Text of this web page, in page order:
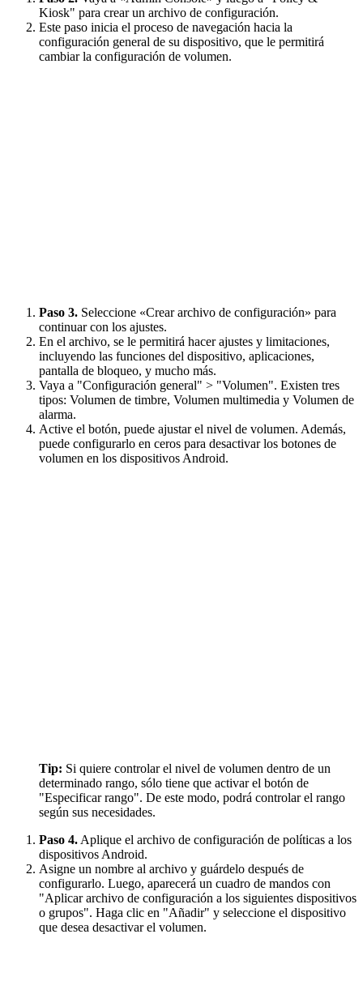
Kiosk" para crear un archivo de configuración.
Este paso inicia el proceso de navegación hacia la
configuración general de su dispositivo, que le permitirá
cambiar la configuración de volumen.
Paso 3. Seleccione «Crear archivo de configuración» para
continuar con los ajustes.
En el archivo, se le permitirá hacer ajustes y limitaciones,
incluyendo las funciones del dispositivo, aplicaciones,
pantalla de bloqueo, y mucho más.
Vaya a "Configuración general" > "Volumen". Existen tres
tipos: Volumen de timbre, Volumen multimedia y Volumen de
alarma.
Active el botón, puede ajustar el nivel de volumen. Además,
puede configurarlo en ceros para desactivar los botones de
volumen en los dispositivos Android.
Tip: Si quiere controlar el nivel de volumen dentro de un
determinado rango, sólo tiene que activar el botón de
"Especificar rango". De este modo, podrá controlar el rango
según sus necesidades.
Paso 4. Aplique el archivo de configuración de políticas a los
dispositivos Android.
Asigne un nombre al archivo y guárdelo después de
configurarlo. Luego, aparecerá un cuadro de mandos con
"Aplicar archivo de configuración a los siguientes dispositivos
o grupos". Haga clic en "Añadir" y seleccione el dispositivo
que desea desactivar el volumen.